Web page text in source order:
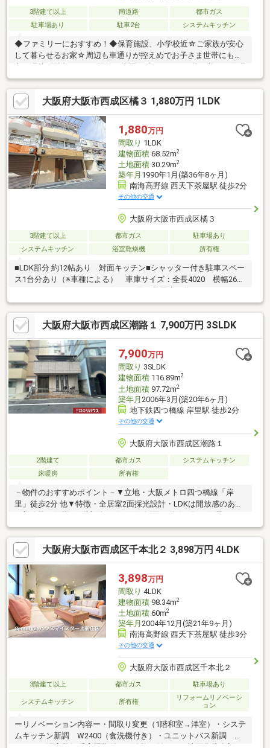
3階建て以上 南道路
都市ガス
駐車場あり
駐車2台 システムキッチン
◆ファミリーにおすすめ！◆保育施設、小学校近☆ご家族が安心
して暮らせるお家☆周辺も車通りが控えめでお子さま世帯にも安
境です！---浴室乾燥、食洗機など生活が便利になる設備揃ってい
ます☆納戸スペースは収納としてすっきりした空間づくりはもち
ろん居室としても使えるのでライフステージに合わせた柔軟性が
魅力的♪
大阪府大阪市西成区橘３ 1,880万円 1LDK
1,880万円
間取り 1LDK
建物面積68.52m2
土地面積30.29m2
築年月 1990年1月(築36年8ヶ月)
南海高野線 西天下茶屋駅 徒歩2分
その他の交通
大阪府大阪市西成区橘３
3階建て以上 都市ガス
駐車場あり
システムキッチン
浴室乾燥機 所有権
■LDK部分 約12帖あり 対面キッチン■シャッター付き駐車スペー
ス1台分あり（※車種による） 車庫サイズ：全長4020 横幅2615
リーマート西成松二丁目店 約409ｍ※再建築不可物件
大阪府大阪市西成区潮路１ 7,900万円 3SLDK
7,900万円
間取り 3SLDK
建物面積116.89m2
土地面積97.72m2
築年月 2006年3月(築20年6ヶ月)
地下鉄四つ橋線 岸里駅 徒歩2分
その他の交通
大阪府大阪市西成区潮路１
2階建て 都市ガス
システムキッチン
床暖房
所有権
－物件のおすすめポイント－▼立地・大阪メトロ四つ橋線「岸
里」徒歩2分 他▼特徴・全居室2面採光設計・LDKは開放感のある
いL字型キッチン・客間としても利用可能な和室は床の間・バルコ
ニー付・全居室に収納を設置▼設備・床暖房(LDK・洗面室・1階
主寝室・2階洋室)・食洗機・浄水器・トイレ2ヶ所▼周辺環境・サ
ンディ岸里駅前店 徒歩1分(約50m)・大阪市立岸里小学校 徒歩3分
(約190m)■ ご希望の住まい探しをお手伝いします
━━━━━・・・物件の詳細・ご相談はお気軽にお問い合わせく
ださい。
大阪府大阪市西成区千本北２ 3,898万円 4LDK
3,898万円
間取り 4LDK
建物面積98.34m2
土地面積60m2
築年月 2004年12月(築21年9ヶ月)
南海高野線 西天下茶屋駅 徒歩3分
その他の交通
大阪府大阪市西成区千本北２
3階建て以上 都市ガス 駐車場あり
システムキッチン 所有権
リフォームリノベーシ
ョン
ーリノベーション内容ー・間取り変更（1階和室→洋室）・システ
ムキッチン新調 W2400（食洗機付き）・ユニットバス新調